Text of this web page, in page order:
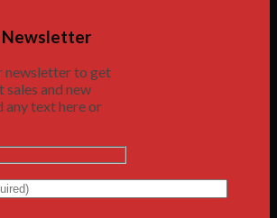
Newsletter
newsletter to get
and new
any text here or